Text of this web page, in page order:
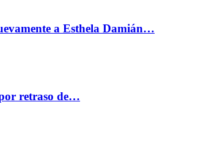
a Esthela Damián…
retraso de…